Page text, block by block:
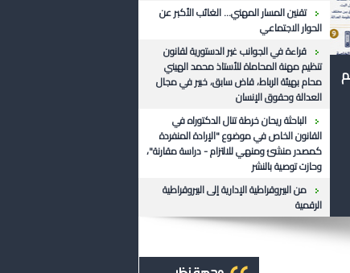
تقنين المسار المهني... الغائب الأكبر عن
الحوار الاجتماعي
قراءة في الجوانب غير الدستورية لقانون
تنظيم مهنة المحاماة للأستاذ محمد الهيني
محام بهيئة الرباط، قاض سابق، خبير في مجال
العدالة وحقوق الإنسان
الباحثة ريحان خرطة تنال الدكتوراه في
القانون الخاص في موضوع "الإرادة المنفردة
كمصدر منشئ ومنهي للالتزام - دراسة مقارنة"،
وحازت توصية بالنشر
من البيروقراطية الإدارية إلى البيروقراطية
الرقمية